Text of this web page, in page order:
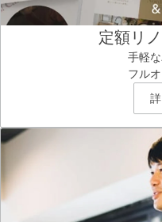
定額リ
手軽
フル